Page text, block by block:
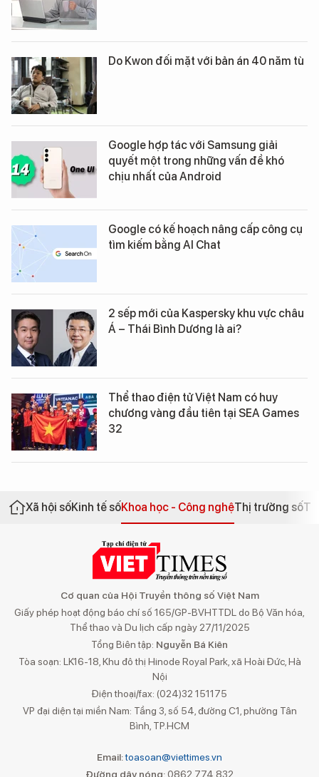
Do Kwon đối mặt với bản án 40 năm tù
Google hợp tác với Samsung giải
quyết một trong những vấn đề khó
chịu nhất của Android
Google có kế hoạch nâng cấp công cụ
tìm kiếm bằng AI Chat
2 sếp mới của Kaspersky khu vực châu
Á – Thái Bình Dương là ai?
Thể thao điện tử Việt Nam có huy
chương vàng đầu tiên tại SEA Games
32
Xã hội sốKinh tế sốKhoa học - Công nghệThị trường số
Cơ quan của Hội Truyền thông số Việt Nam
Giấy phép hoạt động báo chí số 165/GP-BVHTTDL do Bộ Văn hóa,
Thể thao và Du lịch cấp ngày 27/11/2025
Tổng Biên tập: Nguyễn Bá Kiên
Tòa soạn: LK16-18, Khu đô thị Hinode Royal Park, xã Hoài Đức, Hà
Nội
Điện thoại/fax: (024)32 151175
VP đại diện tại miền Nam: Tầng 3, số 54, đường C1, phường Tân
Bình, TP.HCM
Email:toasoan@viettimes.vn
Đường dây nóng: 0862 774 832